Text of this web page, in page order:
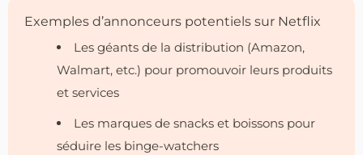
Exemples d’annonceurs potentiels sur Netflix
Les géants de la distribution (Amazon,
Walmart, etc.) pour promouvoir leurs produits
et services
Les marques de snacks et boissons pour
séduire les binge-watchers